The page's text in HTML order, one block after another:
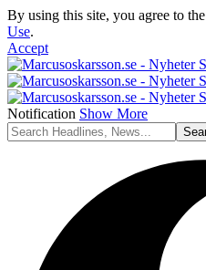
By using this site, you agree to the
Use.
Accept
Notification Show More